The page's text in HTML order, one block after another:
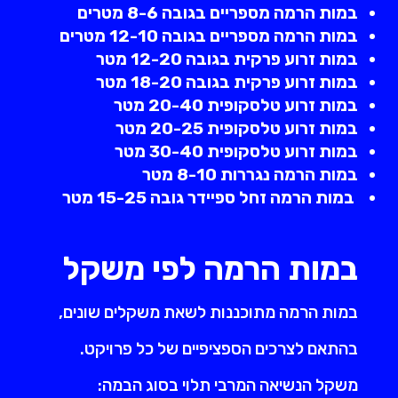
במות הרמה מספריים בגובה 8-6 מטרים
במות הרמה מספריים בגובה 12-10 מטרים
במות זרוע פרקית בגובה 12-20 מטר
במות זרוע פרקית בגובה 18-20 מטר
במות זרוע טלסקופית 20-40 מטר
במות זרוע טלסקופית 20-25 מטר
במות זרוע טלסקופית 30-40 מטר
במות הרמה נגררות 8-10 מטר
במות הרמה זחל ספיידר גובה 15-25 מטר
במות הרמה לפי משקל
במות הרמה מתוכננות לשאת משקלים שונים,
בהתאם לצרכים הספציפיים של כל פרויקט.
משקל הנשיאה המרבי תלוי בסוג הבמה: